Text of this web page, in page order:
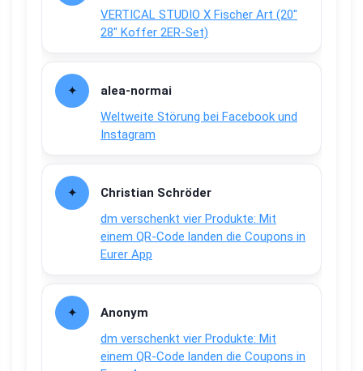
VERTICAL STUDIO X Fischer Art (20″
28″ Koffer 2ER-Set)
alea-normai
Weltweite Störung bei Facebook und
Instagram
Christian Schröder
dm verschenkt vier Produkte: Mit
einem QR-Code landen die Coupons in
Eurer App
Anonym
dm verschenkt vier Produkte: Mit
einem QR-Code landen die Coupons in